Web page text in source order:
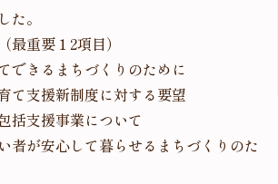
た。
2項目）
てできるまちづくりのために
て支援新制度に対する要望
括支援事業について
者が安心して暮らせるまちづくりのた